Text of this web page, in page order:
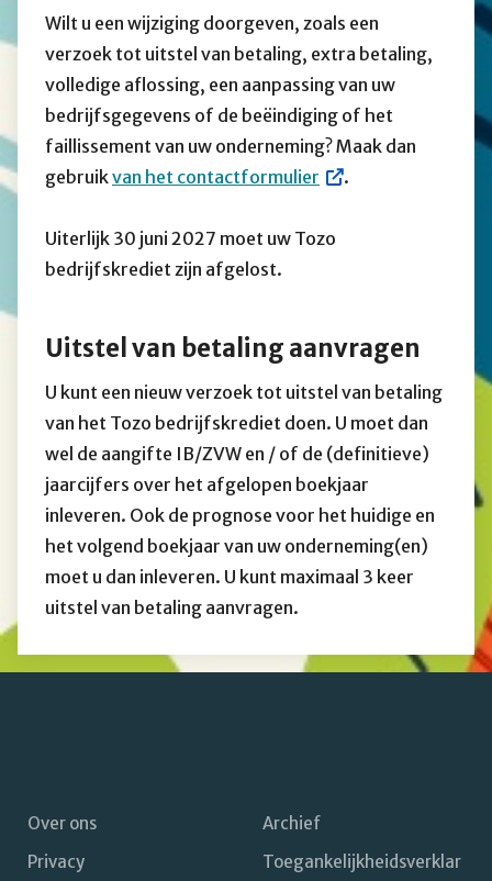
Wilt u een wijziging doorgeven, zoals een
verzoek tot uitstel van betaling, extra betaling,
volledige aflossing, een aanpassing van uw
bedrijfsgegevens of de beëindiging of het
faillissement van uw onderneming? Maak dan
gebruikvan het contactformulier .
Uiterlijk 30 juni 2027 moet uw Tozo
bedrijfskrediet zijn afgelost.
Uitstel van betaling aanvragen
U kunt een nieuw verzoek tot uitstel van betaling
van het Tozo bedrijfskrediet doen. U moet dan
wel de aangifte IB/ZVW en / of de (definitieve)
jaarcijfers over het afgelopen boekjaar
inleveren. Ook de prognose voor het huidige en
het volgend boekjaar van uw onderneming(en)
moet u dan inleveren. U kunt maximaal 3 keer
uitstel van betaling aanvragen.
Over ons
Privacy
Archief
Toegankelijkheidsverklar